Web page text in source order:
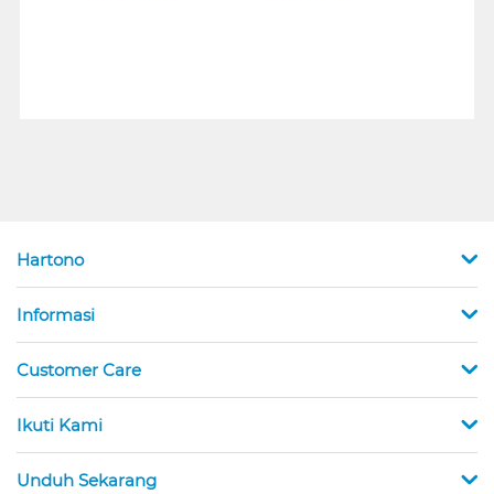
Hartono
Informasi
Customer Care
Ikuti Kami
Unduh Sekarang